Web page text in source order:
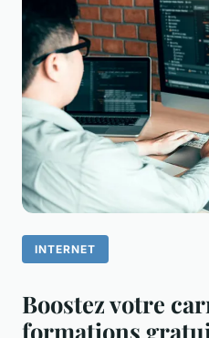
INTERNET
Boostez votre
formations